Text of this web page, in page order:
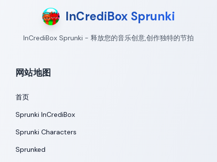
InCrediBox Sprunki
InCrediBox Sprunki - 释放您的音乐创意,创作独特的节拍
网站地图
首页
Sprunki InCrediBox
Sprunki Characters
Sprunked